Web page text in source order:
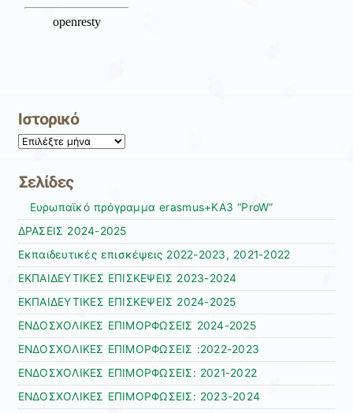
Ιστορικό
Ιστορικό
Σελίδες
Eυρωπαϊκό πρόγραμμα erasmus+KA3 “ProW”
ΔΡΑΣΕΙΣ 2024-2025
Εκπαιδευτικές επισκέψεις 2022-2023, 2021-2022
ΕΚΠΑΙΔΕΥΤΙΚΕΣ ΕΠΙΣΚΕΨΕΙΣ 2023-2024
ΕΚΠΑΙΔΕΥΤΙΚΕΣ ΕΠΙΣΚΕΨΕΙΣ 2024-2025
ΕΝΔΟΣΧΟΛΙΚΕΣ ΕΠΙΜΟΡΦΩΣΕΙΣ 2024-2025
ΕΝΔΟΣΧΟΛΙΚΕΣ ΕΠΙΜΟΡΦΩΣΕΙΣ :2022-2023
ΕΝΔΟΣΧΟΛΙΚΕΣ ΕΠΙΜΟΡΦΩΣΕΙΣ: 2021-2022
ΕΝΔΟΣΧΟΛΙΚΕΣ ΕΠΙΜΟΡΦΩΣΕΙΣ: 2023-2024